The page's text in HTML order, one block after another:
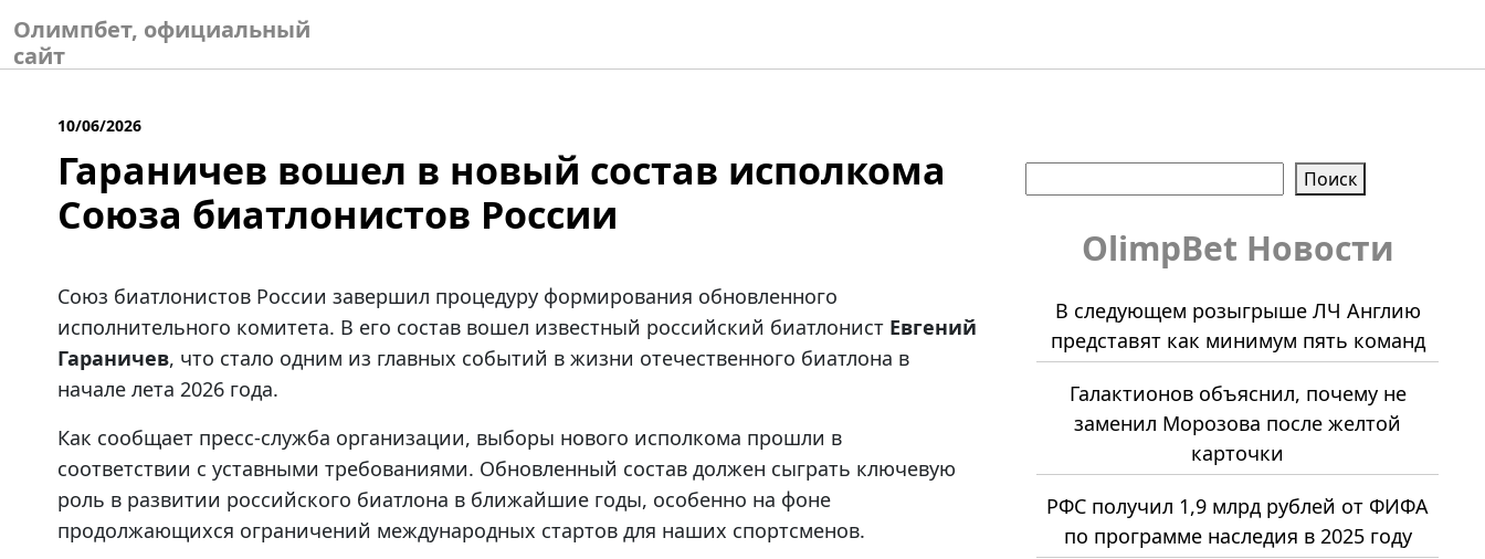
to
content
Олимпбет, официальный
сайт
10/06/2026
Гараничев вошел в новый состав исполкома
Союза биатлонистов России
Союз биатлонистов России завершил процедуру формирования обновленного
исполнительного комитета. В его состав вошел известный российский биатлонист Евгений
Гараничев, что стало одним из главных событий в жизни отечественного биатлона в
начале лета 2026 года.
Как сообщает пресс-служба организации, выборы нового исполкома прошли в
соответствии с уставными требованиями. Обновленный состав должен сыграть ключевую
роль в развитии российского биатлона в ближайшие годы, особенно на фоне
продолжающихся ограничений международных стартов для наших спортсменов.
Поиск
OlimpBet Новости
В следующем розыгрыше ЛЧ Англию
представят как минимум пять команд
Галактионов объяснил, почему не
заменил Морозова после желтой
карточки
РФС получил 1,9 млрд рублей от ФИФА
по программе наследия в 2025 году